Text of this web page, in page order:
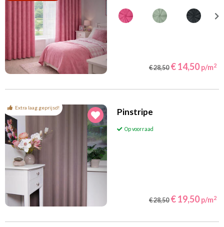
€ 28,50 € 14,50 p/m2
Extra laag geprijsd! Pinstripe
Op voorraad
€ 28,50 € 19,50 p/m2